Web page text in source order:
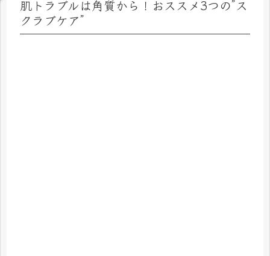
肌トラブルは角質から！おススメ3つの”ス
クラブケア”